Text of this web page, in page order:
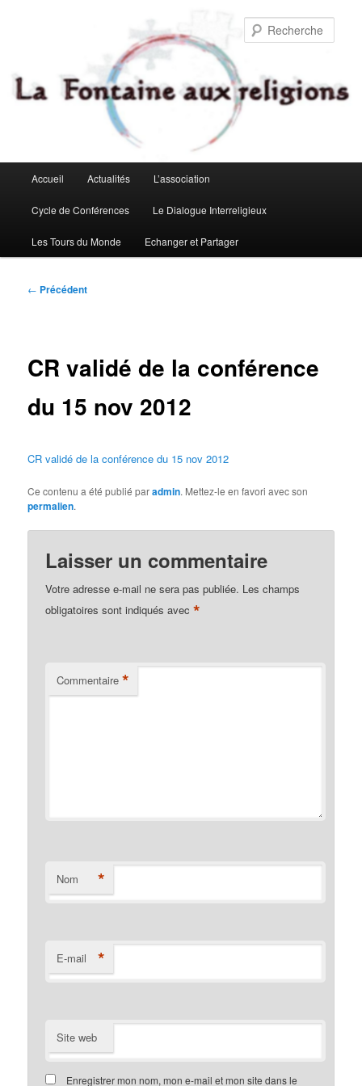
principal
Accueil Actualités L’association
Cycle de Conférences Le Dialogue Interreligieux
Les Tours du Monde Echanger et Partager
Navigation
← Précédent
CR validé de la conférence
du 15 nov 2012
CR validé de la conférence du 15 nov 2012
Ce contenu a été publié paradmin. Mettez-le en favori avec son
permalien.
Laisser un commentaire
Votre adresse e-mail ne sera pas publiée. Les champs
obligatoires sont indiqués avec*
Commentaire *
Nom *
E-mail *
Site web
Enregistrer mon nom, mon e-mail et mon site dans le